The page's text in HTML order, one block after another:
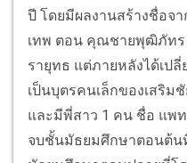
ปี โดยมีผลงานสร้างชื่อจ
เทพ ตอน คุณชายพุฒิภัทร
รายุทธ แต่ภายหลังได้เปลี่
เป็นบุตรคนเล็กของเสริม
และมีพี่สาว 1 คน ชื่อ แพ
จบชั้นมัธยมศึกษาตอนต้น